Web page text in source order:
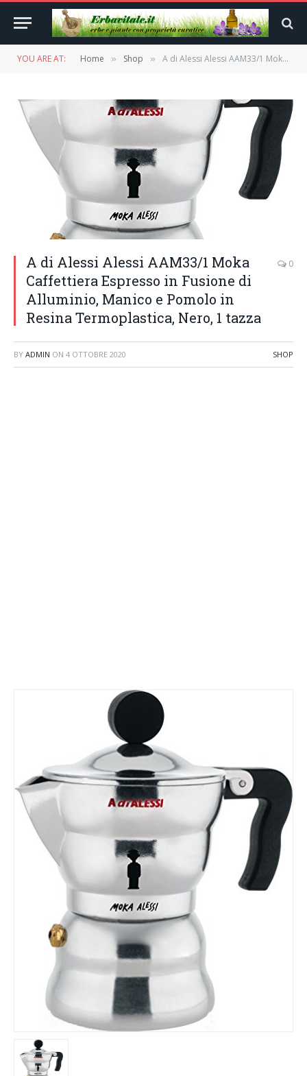
YOU ARE AT: Home » Shop » A di Alessi Alessi AAM33/1 Moka Caffettiera Espresso in Fusione di Alluminio, Manico e Pomolo in Resina Termoplastica, Nero, 1 tazza
A di Alessi Alessi AAM33/1 Moka
Caffettiera Espresso in Fusione di
Alluminio, Manico e Pomolo in
Resina Termoplastica, Nero, 1 tazza
0
BY ADMIN ON 4 OTTOBRE 2020 SHOP